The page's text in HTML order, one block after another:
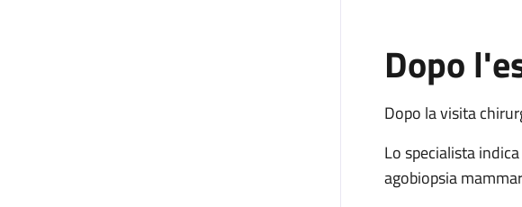
Dopo
Dopo la visita
Lo specialista
agobiopsia